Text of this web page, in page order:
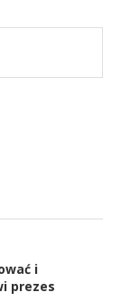
i
prezes